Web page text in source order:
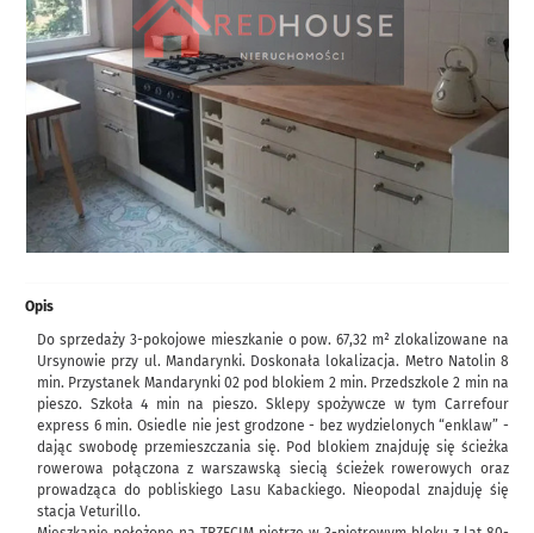
Opis
Do sprzedaży 3-pokojowe mieszkanie o pow. 67,32 m² zlokalizowane na
Ursynowie przy ul. Mandarynki. Doskonała lokalizacja. Metro Natolin 8
min. Przystanek Mandarynki 02 pod blokiem 2 min. Przedszkole 2 min na
pieszo. Szkoła 4 min na pieszo. Sklepy spożywcze w tym Carrefour
express 6 min. Osiedle nie jest grodzone - bez wydzielonych “enklaw” -
dając swobodę przemieszczania się. Pod blokiem znajduję się ścieżka
rowerowa połączona z warszawską siecią ścieżek rowerowych oraz
prowadząca do pobliskiego Lasu Kabackiego. Nieopodal znajduję śię
stacja Veturillo.